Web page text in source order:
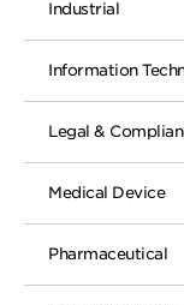
Industrial
Information
Legal &
Medical Device
Pharmaceutical